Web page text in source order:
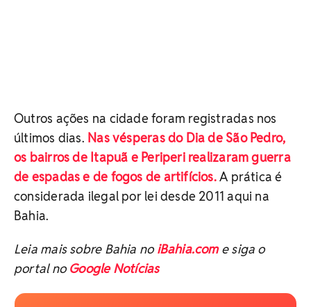
Outros ações na cidade foram registradas nos
últimos dias. Nas vésperas do Dia de São Pedro,
os bairros de Itapuã e Periperi realizaram guerra
de espadas e de fogos de artifícios.A prática é
considerada ilegal por lei desde 2011 aqui na
Bahia.
Leia mais sobre Bahia no iBahia.come siga o
portal no Google Notícias